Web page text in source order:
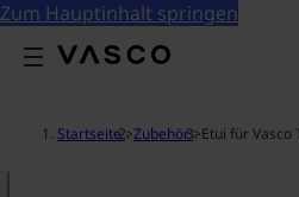
Zum Hauptinhalt springen
Startseite >Zubehör >Etui für Vasco